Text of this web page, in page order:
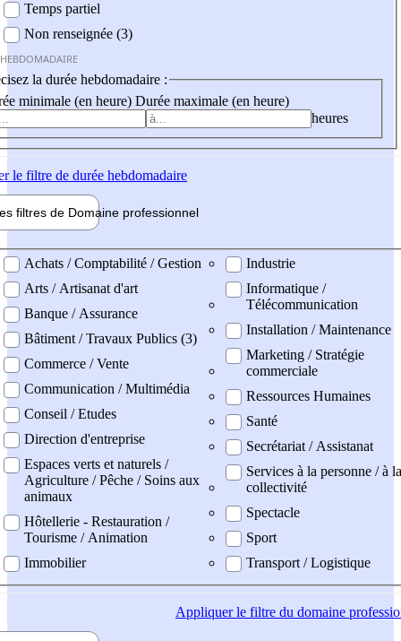
Temps partiel
Non renseignée (3)
la durée hebdomadaire :
minimale (en heure) Durée maximale (en heure)
heures
le filtre de durée hebdomadaire
filtres de Domaine professionnel
professionel
Achats / Comptabilité / Gestion
Arts / Artisanat d'art
Banque / Assurance
Bâtiment / Travaux Publics (3)
Commerce / Vente
Communication / Multimédia
Conseil / Etudes
Direction d'entreprise
Espaces verts et naturels /
Agriculture / Pêche / Soins aux
animaux
Hôtellerie - Restauration /
Tourisme / Animation
Immobilier
Industrie
Informatique /
Télécommunication
Installation / Maintenance
Marketing / Stratégie
commerciale
Ressources Humaines
Santé
Secrétariat / Assistanat
Services à la personne / à la
collectivité
Spectacle
Sport
Transport / Logistique
Appliquerle filtre du domaine